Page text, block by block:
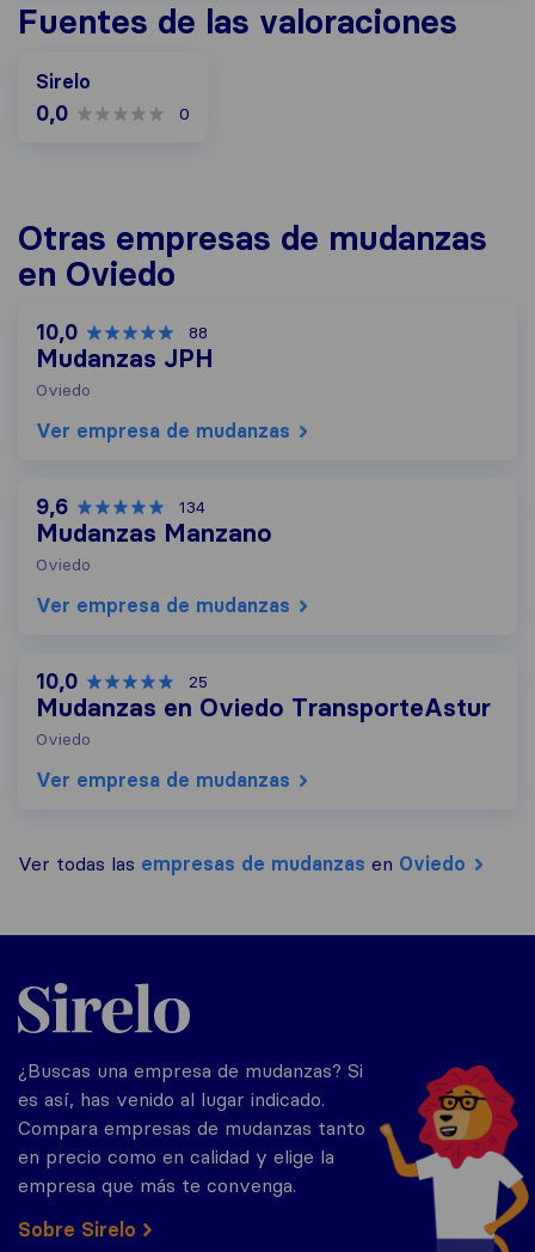
Fuentes de las valoraciones
Sirelo
0,0 0
Otras empresas de mudanzas
en Oviedo
10,0 88
Mudanzas JPH
Oviedo
Ver empresa de mudanzas
9,6 134
Mudanzas Manzano
Oviedo
Ver empresa de mudanzas
10,0 25
Mudanzas en Oviedo TransporteAstur
Oviedo
Ver empresa de mudanzas
Ver todas las empresas de mudanzas en Oviedo
Sirelo.es
¿Buscas una empresa de mudanzas? Si
es así, has venido al lugar indicado.
Compara empresas de mudanzas tanto
en precio como en calidad y elige la
empresa que más te convenga.
Sobre Sirelo